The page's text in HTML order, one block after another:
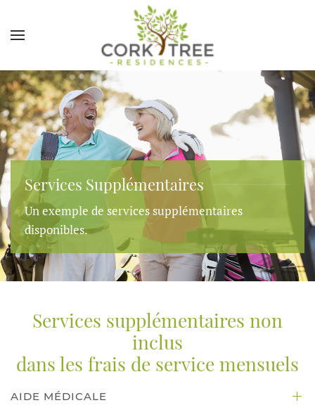
Services Supplémentaires
Un exemple de services supplémentaires
disponibles.
Services supplémentaires non
inclus
dans les frais de service mensuels
AIDE MÉDICALE